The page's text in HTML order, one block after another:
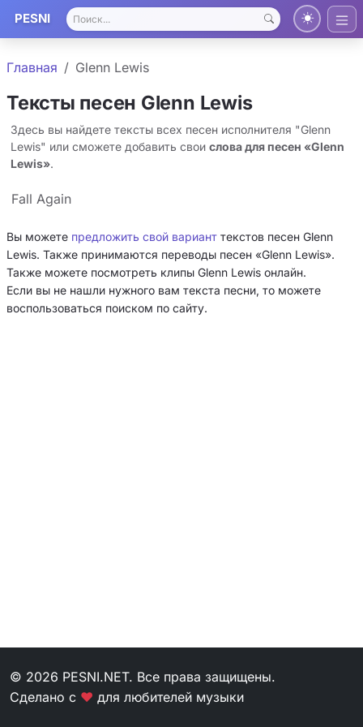
PESNI
Главная Glenn Lewis
Тексты песен Glenn Lewis
Здесь вы найдете тексты всех песен исполнителя "Glenn
Lewis" или сможете добавить свои слова для песен «Glenn
Lewis».
Fall Again
Вы можете предложить свой вариант текстов песен Glenn
Lewis. Также принимаются переводы песен «Glenn Lewis».
Также можете посмотреть клипы Glenn Lewis онлайн.
Если вы не нашли нужного вам текста песни, то можете
воспользоваться поиском по сайту.
© 2026 PESNI.NET. Все права защищены.
Сделано с ❤ для любителей музыки